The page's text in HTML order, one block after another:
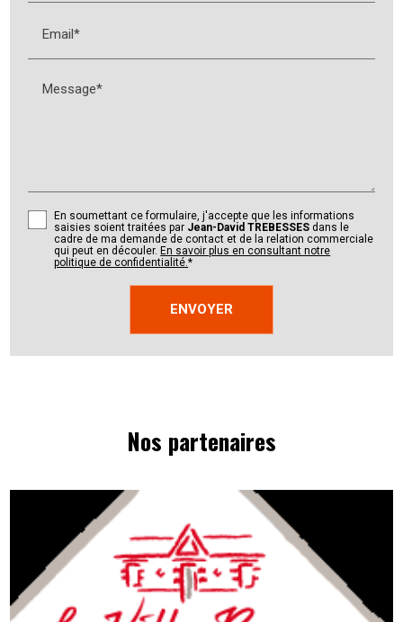
Email*
Message*
En soumettant ce formulaire, j'accepte que les informations
saisies soient traitées par Jean-David TREBESSES dans le
cadre de ma demande de contact et de la relation commerciale
qui peut en découler.En savoir plus en consultant notre
politique de confidentialité.*
Nos partenaires